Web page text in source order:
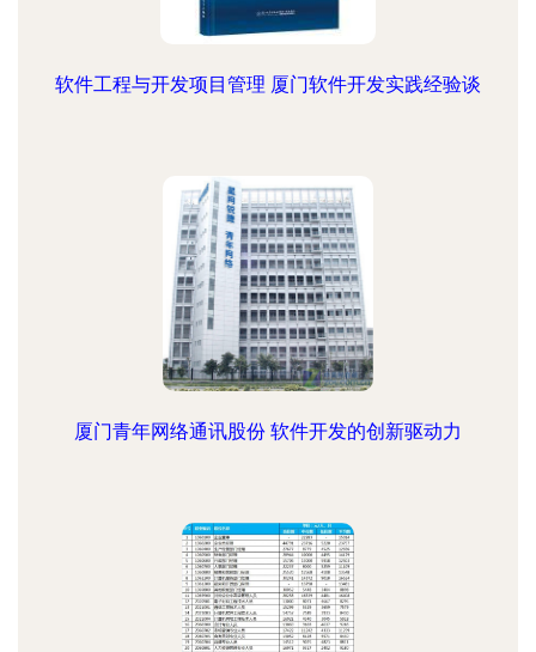
软件工程与开发项目管理 厦门软件开发实践经验谈
厦门青年网络通讯股份 软件开发的创新驱动力